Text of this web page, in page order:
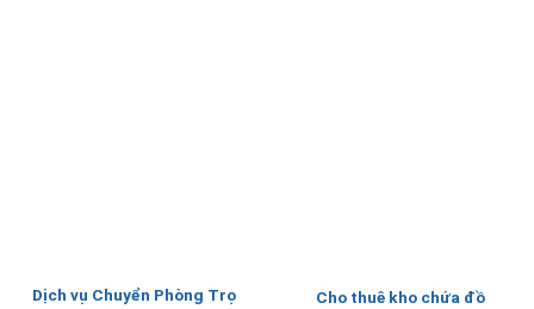
Dịch vụ Chuyển Phòng Trọ
Cho thuê kho chứa đồ